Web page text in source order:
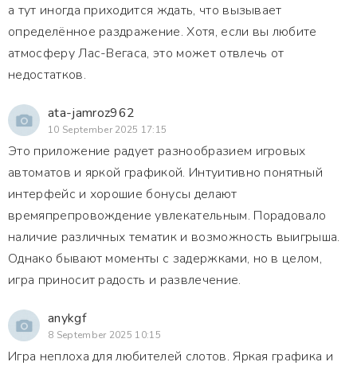
а тут иногда приходится ждать, что вызывает
определённое раздражение. Хотя, если вы любите
атмосферу Лас-Вегаса, это может отвлечь от
недостатков.
ata-jamroz962
10 September 2025 17:15
Это приложение радует разнообразием игровых
автоматов и яркой графикой. Интуитивно понятный
интерфейс и хорошие бонусы делают
времяпрепровождение увлекательным. Порадовало
наличие различных тематик и возможность выигрыша.
Однако бывают моменты с задержками, но в целом,
игра приносит радость и развлечение.
anykgf
8 September 2025 10:15
Игра неплоха для любителей слотов. Яркая графика и